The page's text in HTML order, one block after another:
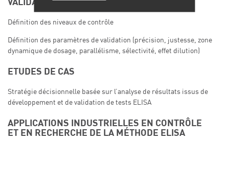
VALIDATION D’UNE MÉTHODE ELISA
Définition des niveaux de contrôle
Définition des paramètres de validation (précision, justesse, zone
dynamique de dosage, parallélisme, sélectivité, effet dilution)
ETUDES DE CAS
Stratégie décisionnelle basée sur l’analyse de résultats issus de
développement et de validation de tests ELISA
APPLICATIONS INDUSTRIELLES EN CONTRÔLE
ET EN RECHERCHE DE LA MÉTHODE ELISA